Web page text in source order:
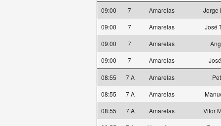
09:00 7 Amarelas
Jorge
09:00
7 Amarelas
José
09:00
7 Amarelas
09:00
7 Amarelas
08:55 7 A Amarelas
08:55
7 A Amarelas
08:55
7 A Amarelas
Vitor